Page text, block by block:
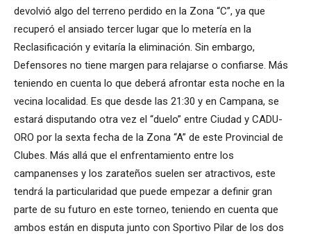
devolvió algo del terreno perdido en la Zona “C”, ya que
recuperó el ansiado tercer lugar que lo metería en la
Reclasificación y evitaría la eliminación. Sin embargo,
Defensores no tiene margen para relajarse o confiarse. Más
teniendo en cuenta lo que deberá afrontar esta noche en la
vecina localidad. Es que desde las 21:30 y en Campana, se
estará disputando otra vez el “duelo” entre Ciudad y CADU-
ORO por la sexta fecha de la Zona “A” de este Provincial de
Clubes. Más allá que el enfrentamiento entre los
campanenses y los zarateños suelen ser atractivos, este
tendrá la particularidad que puede empezar a definir gran
parte de su futuro en este torneo, teniendo en cuenta que
ambos están en disputa junto con Sportivo Pilar de los dos